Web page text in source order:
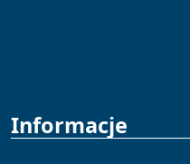
Informacje